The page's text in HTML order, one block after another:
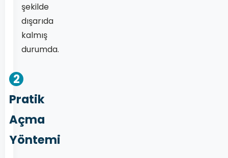
şekilde
dışarıda
kalmış
durumda.
2
Pratik
Açma
Yöntemi